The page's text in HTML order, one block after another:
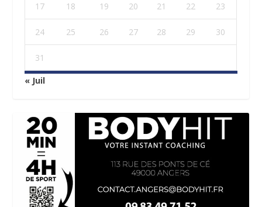
17 18 19 20 21 22 23
24 25 26 27 28 29 30
31
« Juil